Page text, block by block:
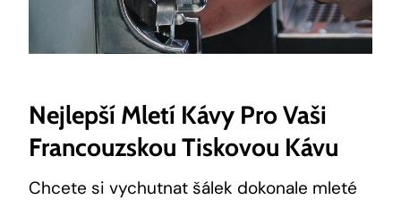
Nejlepší Mletí Kávy Pro Vaši
Francouzskou Tiskovou Kávu
Chcete si vychutnat šálek dokonale mleté